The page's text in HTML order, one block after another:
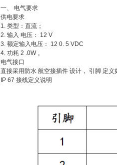
一、 电气要求
供电要求
1. 类型：直流；
2. 输入 电压： 12 V
3. 额定输入电压： 12 0. 5 VDC
4. 功耗 2 .0W 。
电气接口
直接采用防水 航空接插件 设计， 引脚 定义
IP 67 接线定义说明